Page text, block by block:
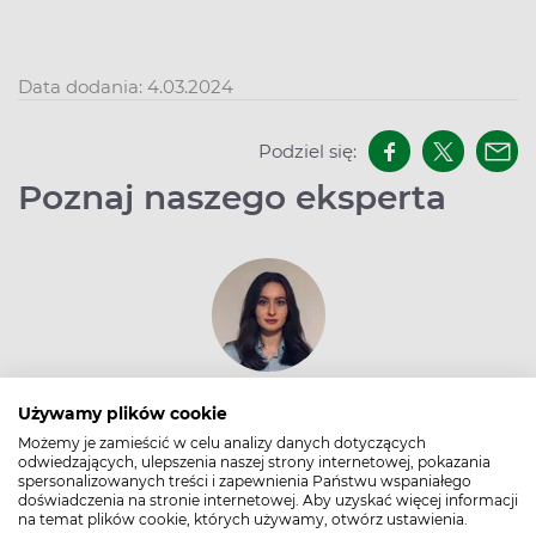
Używamy plików cookie
Możemy je zamieścić w celu analizy danych dotyczących
odwiedzających, ulepszenia naszej strony internetowej, pokazania
spersonalizowanych treści i zapewnienia Państwu wspaniałego
doświadczenia na stronie internetowej. Aby uzyskać więcej informacji
na temat plików cookie, których używamy, otwórz ustawienia.
Data dodania: 4.03.2024
Podziel się:
Poznaj naszego eksperta
Joanna Mazurek
Absolwentka kierunku lekarskiego na
Uniwersytecie Medycznym w Lublinie. Interesuje
się chorobami wewnętrznymi oraz
możliwościami leczenia związanymi z